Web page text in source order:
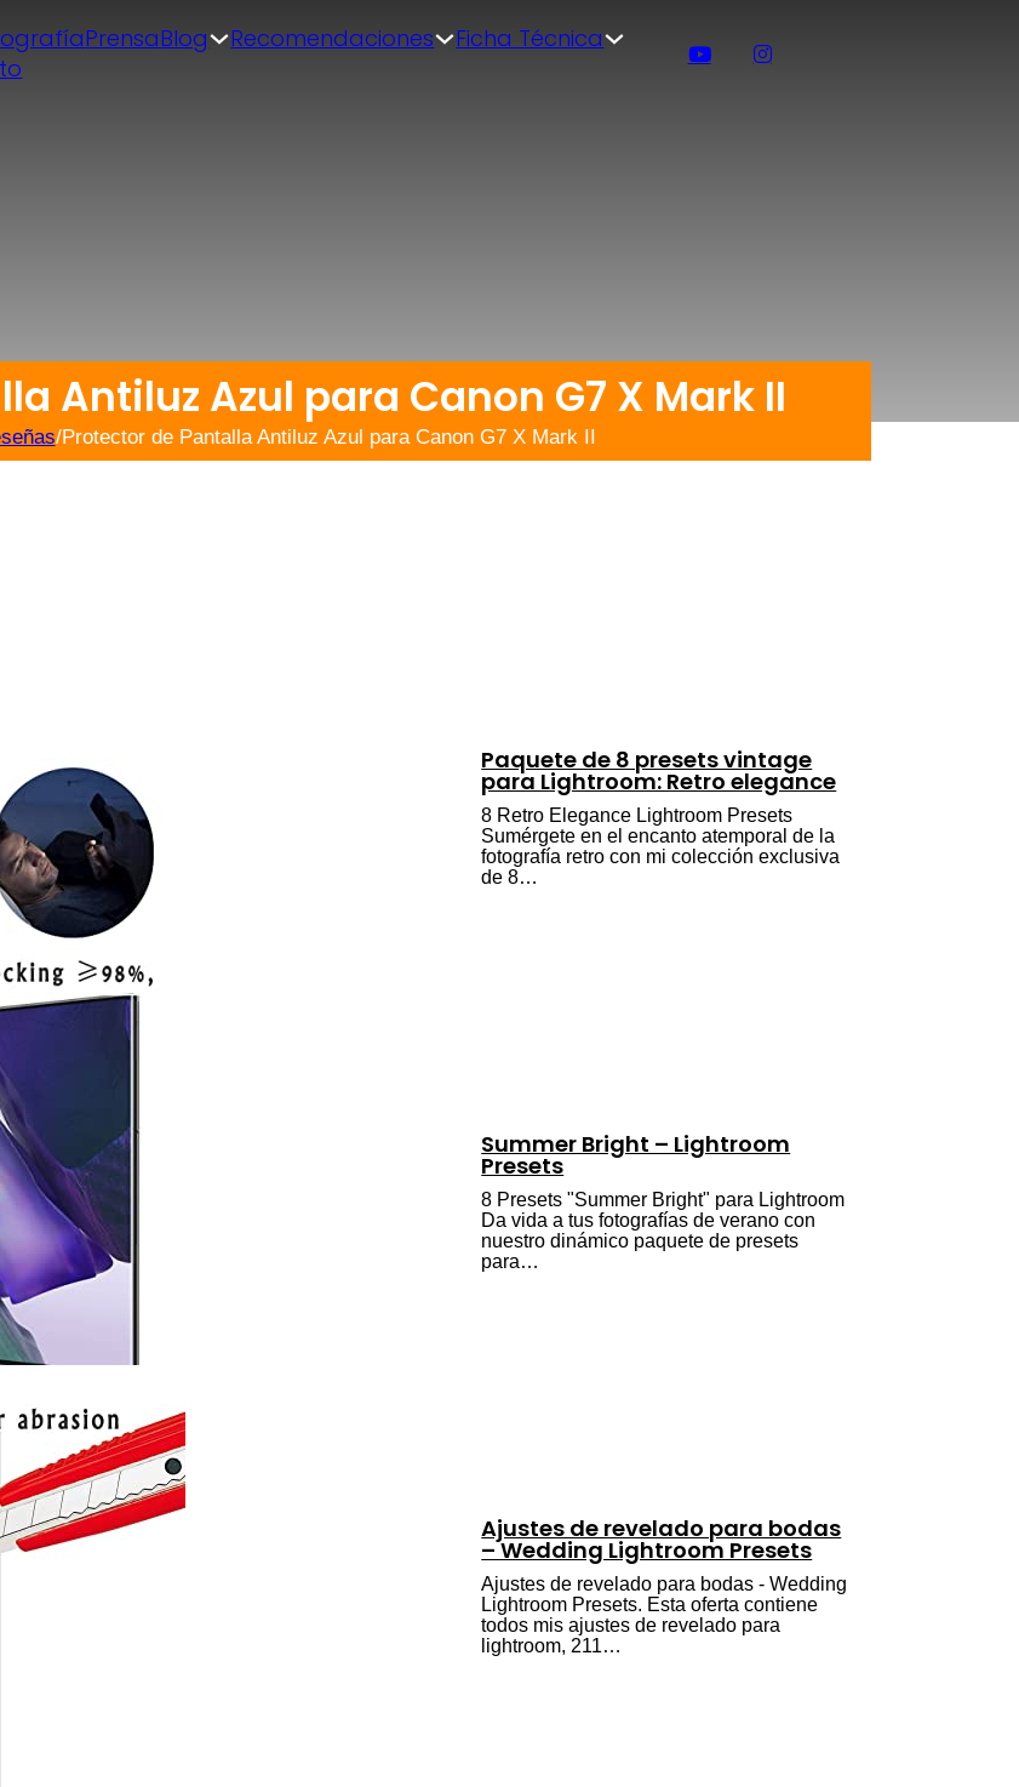
PrensaBlog Recomendaciones
Ficha Técnica
Antiluz Azul para Canon G7 X Mark II
/Protector de Pantalla Antiluz Azul para Canon G7 X Mark II
Paquete de 8 presets vintage
para Lightroom: Retro elegance
8 Retro Elegance Lightroom Presets
Sumérgete en el encanto atemporal de la
fotografía retro con mi colección exclusiva
de 8…
Summer Bright – Lightroom
Presets
8 Presets "Summer Bright" para Lightroom
Da vida a tus fotografías de verano con
nuestro dinámico paquete de presets
para…
Ajustes de revelado para bodas
– Wedding Lightroom Presets
Ajustes de revelado para bodas - Wedding
Lightroom Presets. Esta oferta contiene
todos mis ajustes de revelado para
lightroom, 211…